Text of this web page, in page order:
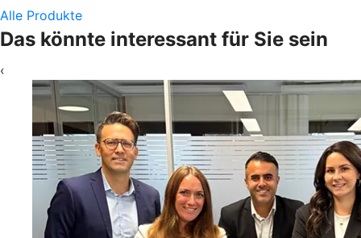
Alle Produkte
Das könnte interessant für Sie sein
‹